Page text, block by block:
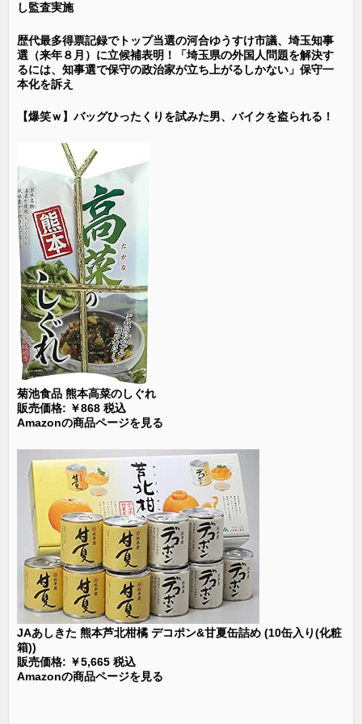
し監査実施
歴代最多得票記録でトップ当選の河合ゆうすけ市議、埼玉知事
選（来年８月）に立候補表明！「埼玉県の外国人問題を解決す
るには、知事選で保守の政治家が立ち上がるしかない」保守一
本化を訴え
【爆笑ｗ】バッグひったくりを試みた男、バイクを盗られる！
菊池食品 熊本高菜のしぐれ
販売価格: ￥868 税込
Amazonの商品ページを見る
JAあしきた 熊本芦北柑橘 デコポン&甘夏缶詰め (10缶入り(化粧
箱))
販売価格: ￥5,665 税込
Amazonの商品ページを見る